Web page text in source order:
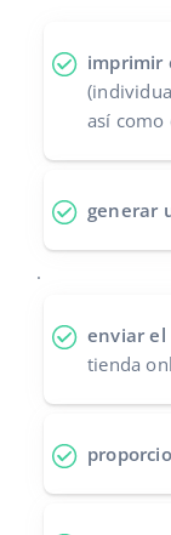
Moda
Calculadora de
Cooperación y
español
Italiano
português
imprimir
así como
generar
.
enviar el
tienda